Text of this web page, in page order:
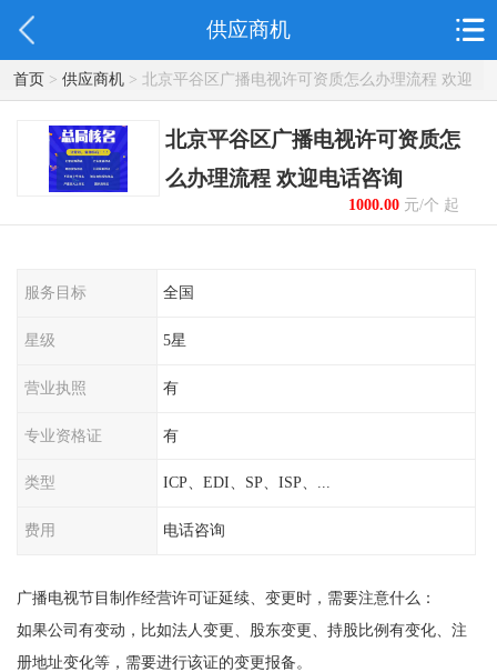
供应商机
首页> 供应商机> 北京平谷区广播电视许可资质怎么办理流程 欢迎
电话咨询
北京平谷区广播电视许可资质怎
么办理流程 欢迎电话咨询
1000.00元/个 起
服务目标 全国
星级 5星
营业执照 有
专业资格证 有
类型 ICP、EDI、SP、ISP、...
费用 电话咨询
广播电视节目制作经营许可证延续、变更时，需要注意什么：
如果公司有变动，比如法人变更、股东变更、持股比例有变化、注
册地址变化等，需要进行该证的变更报备。